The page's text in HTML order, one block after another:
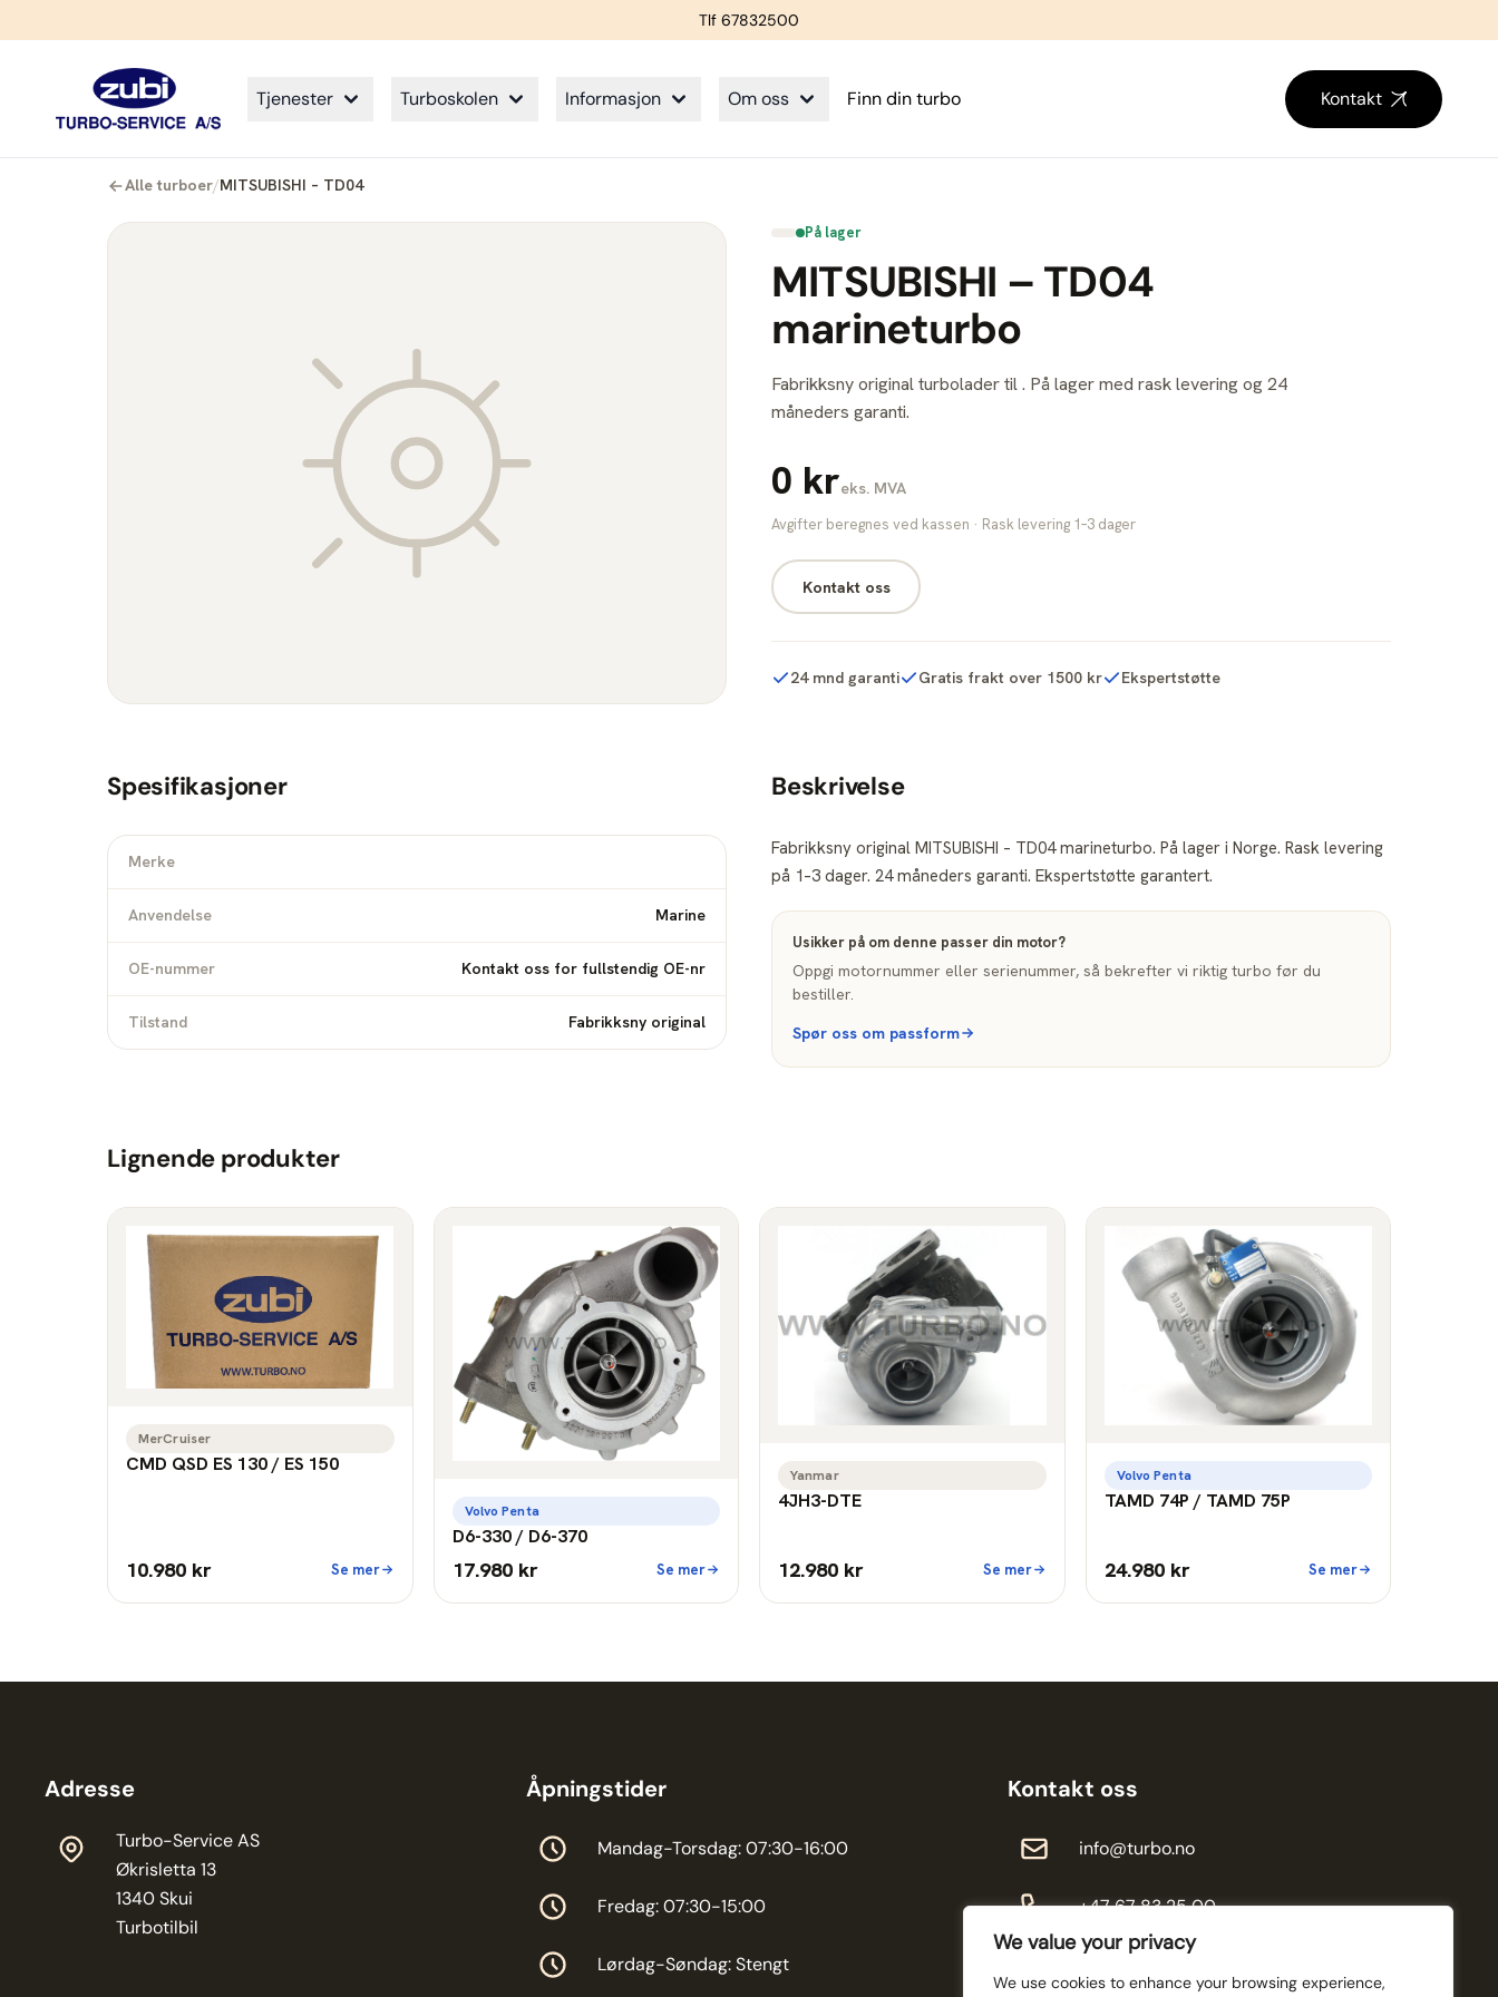
We value your privacy
We use cookies to enhance your browsing experience,
Tlf 67832500
Tjenester Turboskolen Informasjon Om oss Finn din turbo Kontakt
Alle turboer/MITSUBISHI – TD04
På lager
MITSUBISHI – TD04
marineturbo
Fabrikksny original turbolader til . På lager med rask levering og 24
måneders garanti.
0 kreks. MVA
Avgifter beregnes ved kassen · Rask levering 1–3 dager
Kontakt oss
24 mnd garanti Gratis frakt over 1500 kr Ekspertstøtte
Spesifikasjoner
Merke
Anvendelse Marine
OE-nummer Kontakt oss for fullstendig OE-nr
Tilstand Fabrikksny original
Beskrivelse
Fabrikksny original MITSUBISHI – TD04 marineturbo. På lager i Norge. Rask levering
på 1–3 dager. 24 måneders garanti. Ekspertstøtte garantert.
Usikker på om denne passer din motor?
Oppgi motornummer eller serienummer, så bekrefter vi riktig turbo før du
bestiller.
Spør oss om passform
Lignende produkter
MerCruiser
CMD QSD ES 130 / ES 150
10.980 kr Se mer
Volvo Penta
D6-330 / D6-370
17.980 kr Se mer
Yanmar
4JH3-DTE
12.980 kr Se mer
Volvo Penta
TAMD 74P / TAMD 75P
24.980 kr Se mer
Adresse
Turbo-Service AS
Økrisletta 13
1340 Skui
Turbotilbil
Åpningstider
Mandag-Torsdag: 07:30-16:00
Fredag: 07:30-15:00
Lørdag-Søndag: Stengt
Kontakt oss
info@turbo.no
+47 67 83 25 00